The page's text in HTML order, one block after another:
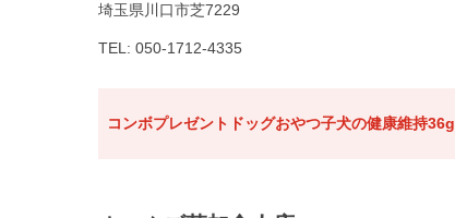
埼玉県川口市芝7229
TEL: 050-1712-4335
コンボプレゼントドッグおやつ子犬の健康維持36g